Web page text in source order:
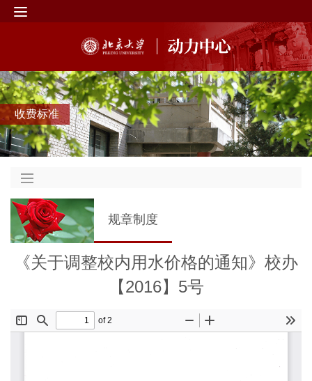
收费标准
规章制度
《关于调整校内用水价格的通知》校办
【2016】5号